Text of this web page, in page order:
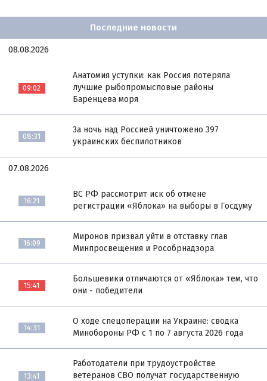
Последние новости
08.08.2026
09:02
Анатомия уступки: как Россия потеряла
лучшие рыбопромысловые районы
Баренцева моря
08:31
За ночь над Россией уничтожено 397
украинских беспилотников
07.08.2026
16:21
ВС РФ рассмотрит иск об отмене
регистрации «Яблока» на выборы в Госдуму
16:09
Миронов призвал уйти в отставку глав
Минпросвещения и Рособрнадзора
15:41
Большевики отличаются от «Яблока» тем, что
они - победители
14:31
О ходе спецоперации на Украине: сводка
Минобороны РФ с 1 по 7 августа 2026 года
13:41
Работодатели при трудоустройстве
ветеранов СВО получат государственную